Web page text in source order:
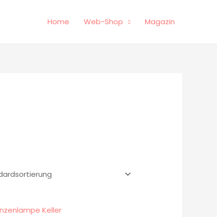
Home Web-Shop Magazin